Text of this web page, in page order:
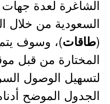
الشاغرة لعدة جهات
السعودية من خلال
(طاقات)، وسوف
المختارة من قبل
لتسهيل الوصول
الجدول الموضح